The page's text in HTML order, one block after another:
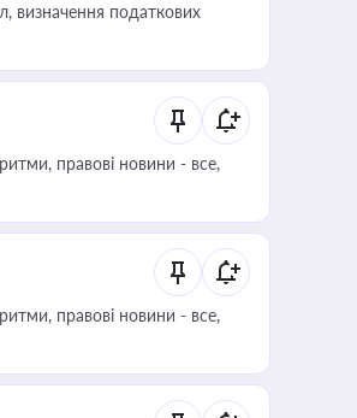
визначення податкових
правові новини - все,
правові новини - все,